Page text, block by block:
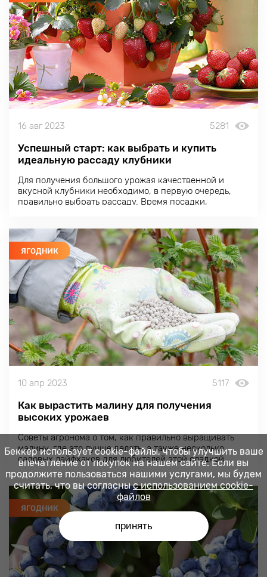
16 авг 2023 5281
Успешный старт: как выбрать и купить
идеальную рассаду клубники
Для получения большого урожая качественной и
вкусной клубники необходимо, в первую очередь,
правильно выбрать рассаду. Время посадки,
ЯГОДНИК
10 апр 2023 5117
Как вырастить малину для получения
высоких урожаев
Советы агронома о том, как правильно выращивать
малину, где это лучше делать, а также несколько
садовых лайфхаков для любителей этой сладкой
ягоды
ЯГОДНИК
Беккер использует cookie-файлы, чтобы улучшить ваше
впечатление от покупок на нашем сайте. Если вы
продолжите пользоваться нашими услугами, мы будем
считать, что вы согласны с использованием cookie-
файлов
принять